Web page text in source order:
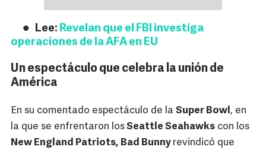
Lee: Revelan que el FBI investiga
operaciones de la AFA en EU
Un espectáculo que celebra la unión de
América
En su comentado espectáculo de la Super Bowl, en
la que se enfrentaron losSeattle Seahawks con los
New England Patriots, Bad Bunny revindicó que